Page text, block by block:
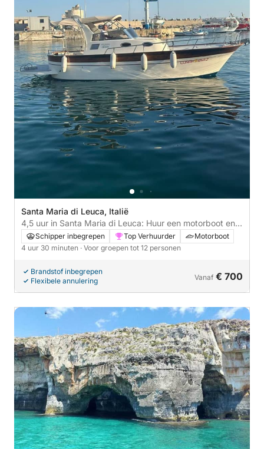
Santa Maria di Leuca, Italië
4,5 uur in Santa Maria di Leuca: Huur een motorboot en
beleef plezier.
Schipper inbegrepen Top Verhuurder
Motorboot
4 uur 30 minuten · Voor groepen tot 12 personen
Brandstof inbegrepen
Flexibele annulering
Vanaf € 700